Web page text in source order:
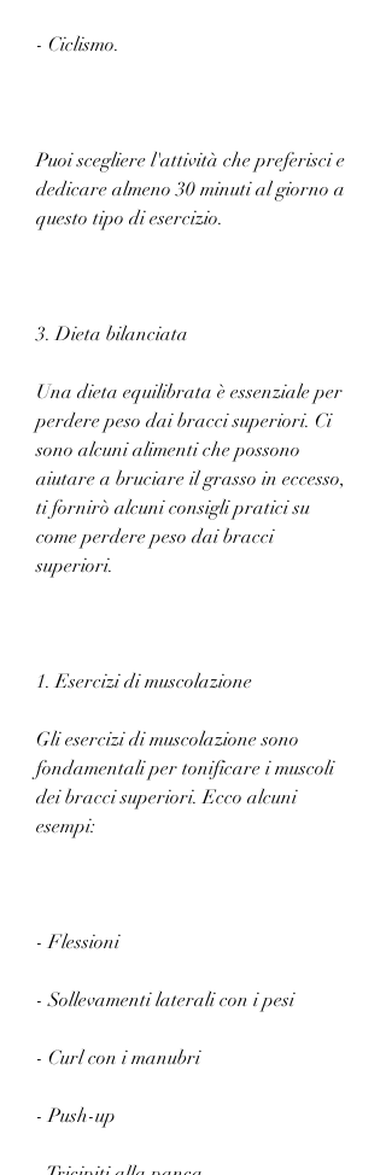
- Ciclismo.
Puoi scegliere l'attività che preferisci e
dedicare almeno 30 minuti al giorno a
questo tipo di esercizio.
3. Dieta bilanciata
Una dieta equilibrata è essenziale per
perdere peso dai bracci superiori. Ci
sono alcuni alimenti che possono
aiutare a bruciare il grasso in eccesso,
ti fornirò alcuni consigli pratici su
come perdere peso dai bracci
superiori.
1. Esercizi di muscolazione
Gli esercizi di muscolazione sono
fondamentali per tonificare i muscoli
dei bracci superiori. Ecco alcuni
esempi:
- Flessioni
- Sollevamenti laterali con i pesi
- Curl con i manubri
- Push-up